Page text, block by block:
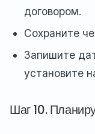
договором.
Сохраните
Запишите
установите
Шаг 10.